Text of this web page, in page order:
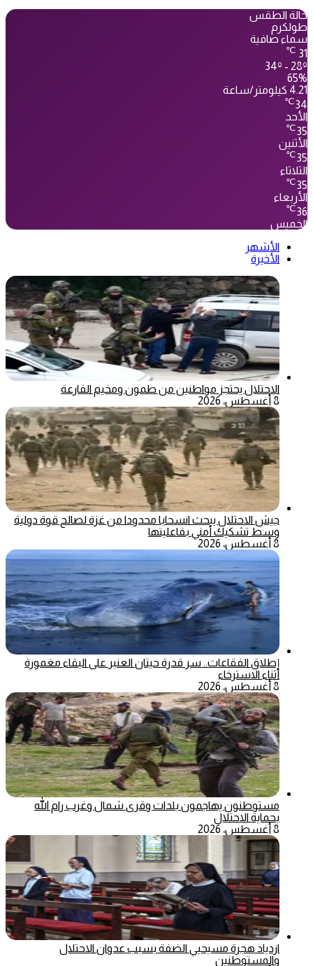
حالة الطقس
طولكرم
سماء صافية
31
℃
34º - 28º
65%
4.21 كيلومتر/ساعة
34
℃
الأحد
35
℃
الأثنين
35
℃
الثلاثاء
35
℃
الأربعاء
36
℃
الخميس
الأشهر
الأخيرة
الاحتلال يحتجز مواطنين من طمون ومخيم الفارعة
8 أغسطس، 2026
جيش الاحتلال يبحث انسحابا محدودا من غزة لصالح قوة دولية
وسط تشكيك أمني بفاعليتها
8 أغسطس، 2026
إطلاق الفقاعات.. سر قدرة حيتان العنبر على البقاء مغمورة
أثناء الاسترخاء
8 أغسطس، 2026
مستوطنون يهاجمون بلدات وقرى شمال وغرب رام الله
بحماية الاحتلال
8 أغسطس، 2026
ازدياد هجرة مسيحيي الضفة بسبب عدوان الاحتلال
والمستوطنين